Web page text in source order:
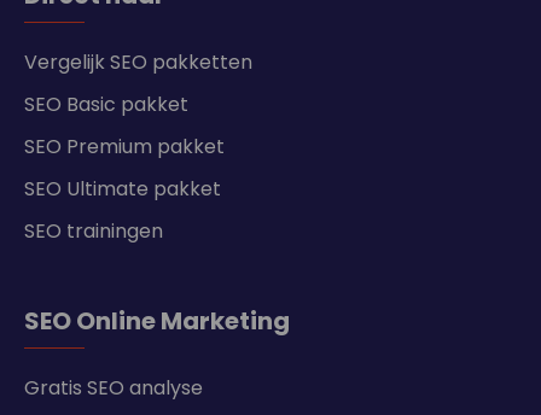
Vergelijk SEO pakketten
SEO Basic pakket
SEO Premium pakket
SEO Ultimate pakket
SEO trainingen
SEO Online Marketing
Gratis SEO analyse